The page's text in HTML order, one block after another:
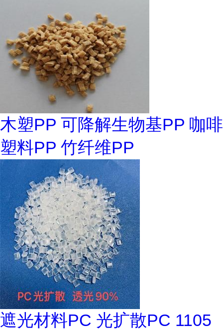
木塑PP 可降解生物基PP 咖啡
塑料PP 竹纤维PP
遮光材料PC 光扩散PC 1105